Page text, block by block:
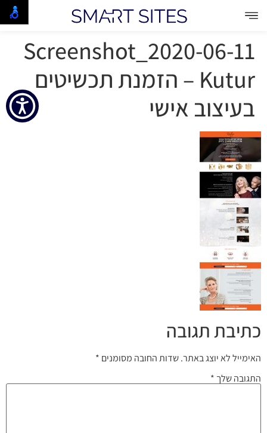
Screenshot_2020-06-11
Kutur – הזמנת תכשיטים
בעיצוב אישי
כתיבת תגובה
האימייל לא יוצג באתר.שדות החובה מסומנים *
התגובה שלך *